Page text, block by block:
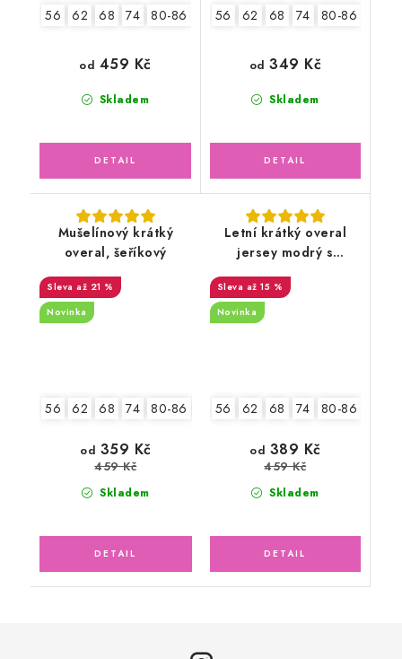
56 62 68 74 80-86 92-98
Skladem
od 459 Kč
56 62 68 74 80-86
Skladem
od 349 Kč
Mušelínový krátký
overal, šeříkový
až 21 %
Novinka
56 62 68 74 80-86 92-98 2.jakost v.62
Skladem
od 359 Kč
459 Kč
Letní krátký overal
jersey modrý s
až 15 %
Novinka
56 62 68 74 80-86
Skladem
od 389 Kč
459 Kč